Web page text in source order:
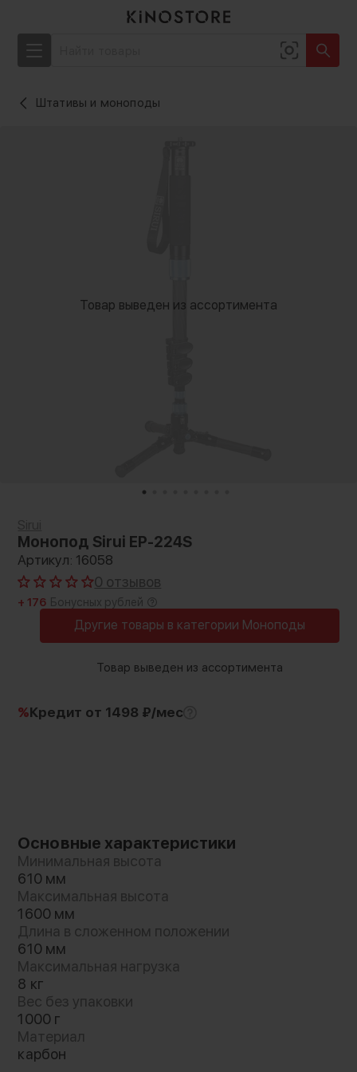
Штативы и моноподы
Товар выведен из ассортимента
Монопод Sirui EP-224S
Артикул: 16058
0 отзывов
+ 176 Бонусных рублей
Другие товары в категории Моноподы
Товар выведен из ассортимента
%Кредит от 1498 ₽/мес
Основные характеристики
Минимальная высота
610 мм
Максимальная высота
1600 мм
Длина в сложенном положении
610 мм
Максимальная нагрузка
8 кг
Вес без упаковки
1000 г
Материал
карбон